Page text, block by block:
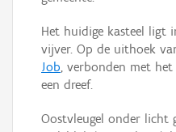
Het huidige kasteel ligt
vijver. Op de uithoek
Job, verbonden met
een dreef.
Oostvleugel onder licht